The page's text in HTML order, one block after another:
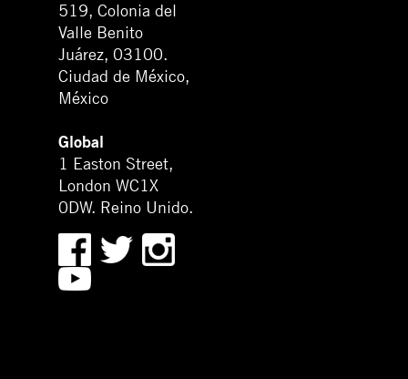
519, Colonia del
Valle Benito
Juárez, 03100.
Ciudad de México,
México
Global
1 Easton Street,
London WC1X
0DW. Reino Unido.